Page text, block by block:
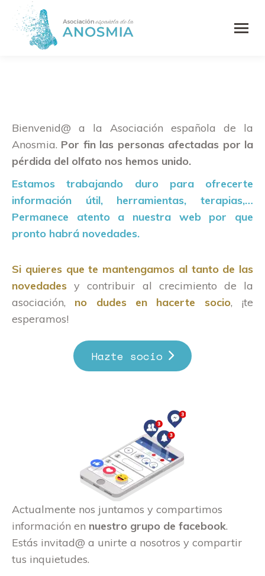
Bienvenid@ a la Asociación española de la
Anosmia. Por fin las personas afectadas por la
pérdida del olfato nos hemos unido.
Estamos trabajando duro para ofrecerte
información útil, herramientas, terapias,…
Permanece atento a nuestra web por que
pronto habrá novedades.
Si quieres que te mantengamos al tanto de las
novedades y contribuir al crecimiento de la
asociación, no dudes en hacerte socio, ¡te
esperamos!
Hazte socio
Actualmente nos juntamos y compartimos
información en nuestro grupo de facebook.
Estás invitad@ a unirte a nosotros y compartir
tus inquietudes.